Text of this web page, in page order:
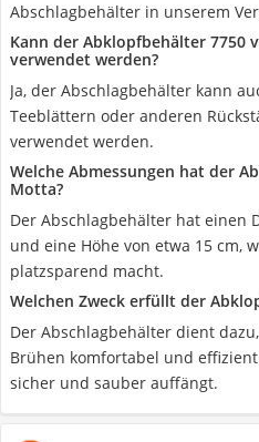
Abschlagbehälter in unserem
Kann der Abklopfbehälter 7750
verwendet werden?
Ja, der Abschlagbehälter kann
Teeblättern oder anderen
verwendet werden.
Welche Abmessungen hat der
Motta?
Der Abschlagbehälter hat einen
und eine Höhe von etwa 15 cm,
platzsparend macht.
Welchen Zweck erfüllt der
Der Abschlagbehälter dient
Brühen komfortabel und
sicher und sauber auffängt.